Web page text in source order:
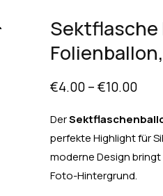
Sektflasche
€4.00–€10.00
Der
perfekte Highlight für
moderne Design
Foto-Hintergrund.